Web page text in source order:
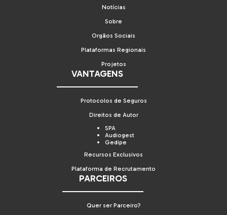
Notícias
Sobre
Orgãos Sociais
Plataformas Regionais
Projetos
VANTAGENS
Protocolos de Seguros
Direitos de Autor
SPA
Audiogest
Gedipe
Recursos Exclusivos
Plataforma de Recrutamento
PARCEIROS
Quer ser Parceiro?